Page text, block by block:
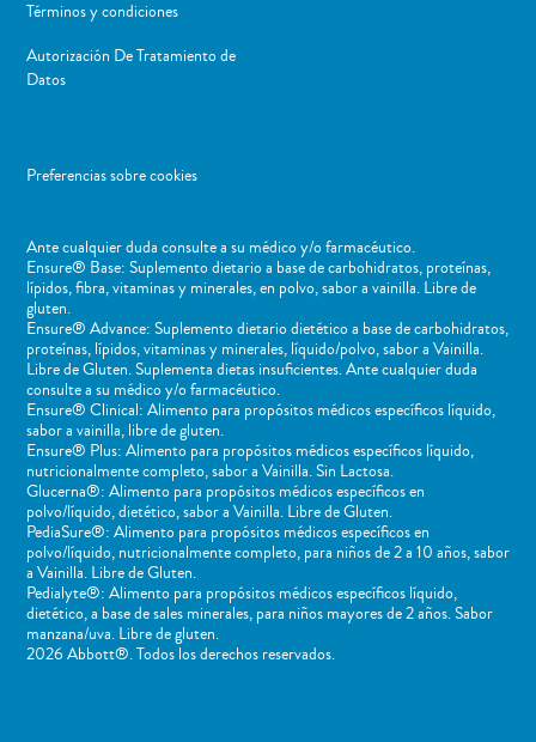
Términos y condiciones
Autorización De Tratamiento de
Datos
Preferencias sobre cookies
Ante cualquier duda consulte a su médico y/o farmacéutico.
Ensure® Base: Suplemento dietario a base de carbohidratos, proteínas,
lípidos, fibra, vitaminas y minerales, en polvo, sabor a vainilla. Libre de
gluten.
Ensure® Advance: Suplemento dietario dietético a base de carbohidratos,
proteínas, lípidos, vitaminas y minerales, líquido/polvo, sabor a Vainilla.
Libre de Gluten. Suplementa dietas insuficientes. Ante cualquier duda
consulte a su médico y/o farmacéutico.
Ensure® Clinical: Alimento para propósitos médicos específicos líquido,
sabor a vainilla, libre de gluten.
Ensure® Plus: Alimento para propósitos médicos específicos líquido,
nutricionalmente completo, sabor a Vainilla. Sin Lactosa.
Glucerna®: Alimento para propósitos médicos específicos en
polvo/líquido, dietético, sabor a Vainilla. Libre de Gluten.
PediaSure®: Alimento para propósitos médicos específicos en
polvo/líquido, nutricionalmente completo, para niños de 2 a 10 años, sabor
a Vainilla. Libre de Gluten.
Pedialyte®: Alimento para propósitos médicos específicos líquido,
dietético, a base de sales minerales, para niños mayores de 2 años. Sabor
manzana/uva. Libre de gluten.
2026 Abbott®. Todos los derechos reservados.